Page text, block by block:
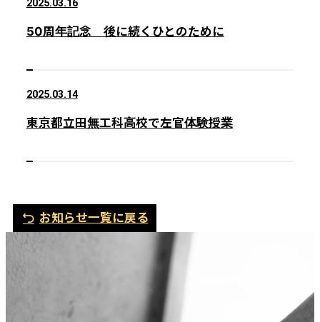
50周年記念 後に続くひとのために
2025.03.16
東京都立田無工科高校で左官体験授業
2025.03.14
お知らせ一覧に戻る
電
メ